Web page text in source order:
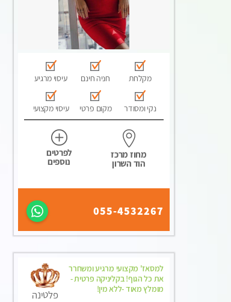
מקלחת חניה חינם עיסוי מרגיע
נקי ומסודר מקום פרטי עיסוי מקצועי
מחוז מרכז
הוד השרון
לפרטים
נוספים
055-4532267
למסאז' מקצועי מרגיע ומשחרר
את כל הגוף! בקליניקה פרטית -
מומלץ מאוד -ללא מין!
פלטינה